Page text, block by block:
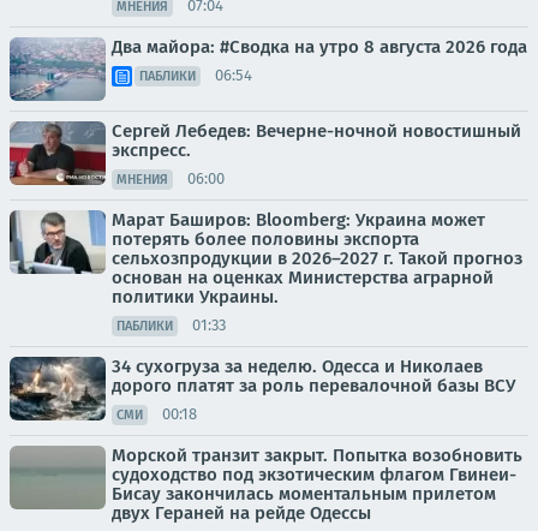
МНЕНИЯ 07:04
Два майора: #Сводка на утро 8 августа 2026 года
ПАБЛИКИ 06:54
Сергей Лебедев: Вечерне-ночной новостишный
экспресс.
МНЕНИЯ 06:00
Марат Баширов: Bloomberg: Украина может
потерять более половины экспорта
сельхозпродукции в 2026–2027 г. Такой прогноз
основан на оценках Министерства аграрной
политики Украины.
ПАБЛИКИ 01:33
34 сухогруза за неделю. Одесса и Николаев
дорого платят за роль перевалочной базы ВСУ
СМИ 00:18
Морской транзит закрыт. Попытка возобновить
судоходство под экзотическим флагом Гвинеи-
Бисау закончилась моментальным прилетом
двух Гераней на рейде Одессы